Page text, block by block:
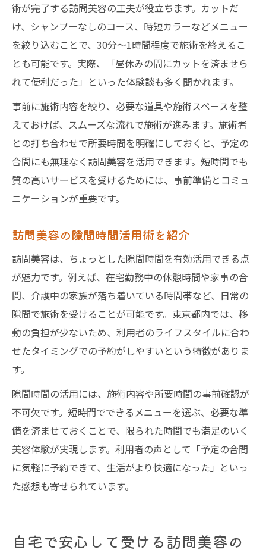
術が完了する訪問美容の工夫が役立ちます。カットだ
け、シャンプーなしのコース、時短カラーなどメニュー
を絞り込むことで、30分〜1時間程度で施術を終えるこ
とも可能です。実際、「昼休みの間にカットを済ませら
れて便利だった」といった体験談も多く聞かれます。
事前に施術内容を絞り、必要な道具や施術スペースを整
えておけば、スムーズな流れで施術が進みます。施術者
との打ち合わせで所要時間を明確にしておくと、予定の
合間にも無理なく訪問美容を活用できます。短時間でも
質の高いサービスを受けるためには、事前準備とコミュ
ニケーションが重要です。
訪問美容の隙間時間活用術を紹介
訪問美容は、ちょっとした隙間時間を有効活用できる点
が魅力です。例えば、在宅勤務中の休憩時間や家事の合
間、介護中の家族が落ち着いている時間帯など、日常の
隙間で施術を受けることが可能です。東京都内では、移
動の負担が少ないため、利用者のライフスタイルに合わ
せたタイミングでの予約がしやすいという特徴がありま
す。
隙間時間の活用には、施術内容や所要時間の事前確認が
不可欠です。短時間でできるメニューを選ぶ、必要な準
備を済ませておくことで、限られた時間でも満足のいく
美容体験が実現します。利用者の声として「予定の合間
に気軽に予約できて、生活がより快適になった」といっ
た感想も寄せられています。
自宅で安心して受ける訪問美容の